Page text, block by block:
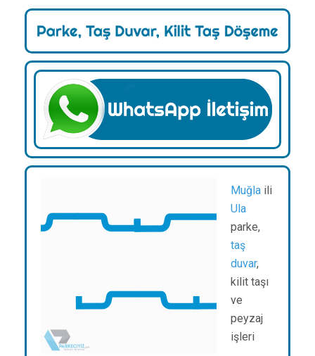
Muğla ili
Ula
parke,
taş
duvar,
kilit taşı
ve
peyzaj
işleri